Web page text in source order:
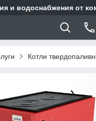
и водоснабжения от
Котли